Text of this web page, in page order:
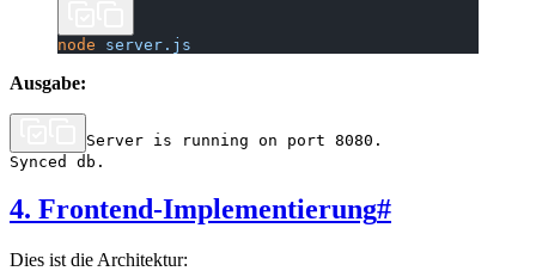
node server.js
Ausgabe:
Server is running on port 8080.
4. Frontend-Implementierung#
Dies ist die Architektur: